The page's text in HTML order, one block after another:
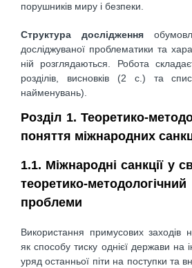
порушників миру і безпеки.
Структура дослідження
досліджуваної проблематики та
ній розглядаються. Робота
розділів, висновків (2 с.) та
найменувань).
Розділ 1. Теоретико-
поняття міжнародних
1.1. Міжнародні санкції у
теоретико-
проблеми
Використання примусових заходів
як способу тиску однієї держави на
уряд останньої піти на поступки та